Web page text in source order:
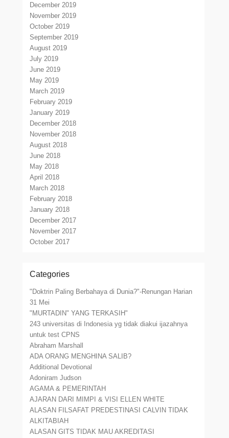
December 2019
November 2019
October 2019
September 2019
August 2019
July 2019
June 2019
May 2019
March 2019
February 2019
January 2019
December 2018
November 2018
August 2018
June 2018
May 2018
April 2018
March 2018
February 2018
January 2018
December 2017
November 2017
October 2017
Categories
"Doktrin Paling Berbahaya di Dunia?"-Renungan Harian
31 Mei
"MURTADIN" YANG TERKASIH"
243 universitas di Indonesia yg tidak diakui ijazahnya
untuk test CPNS
Abraham Marshall
ADA ORANG MENGHINA SALIB?
Additional Devotional
Adoniram Judson
AGAMA & PEMERINTAH
AJARAN DARI MIMPI & VISI ELLEN WHITE
ALASAN FILSAFAT PREDESTINASI CALVIN TIDAK
ALKITABIAH
ALASAN GITS TIDAK MAU AKREDITASI